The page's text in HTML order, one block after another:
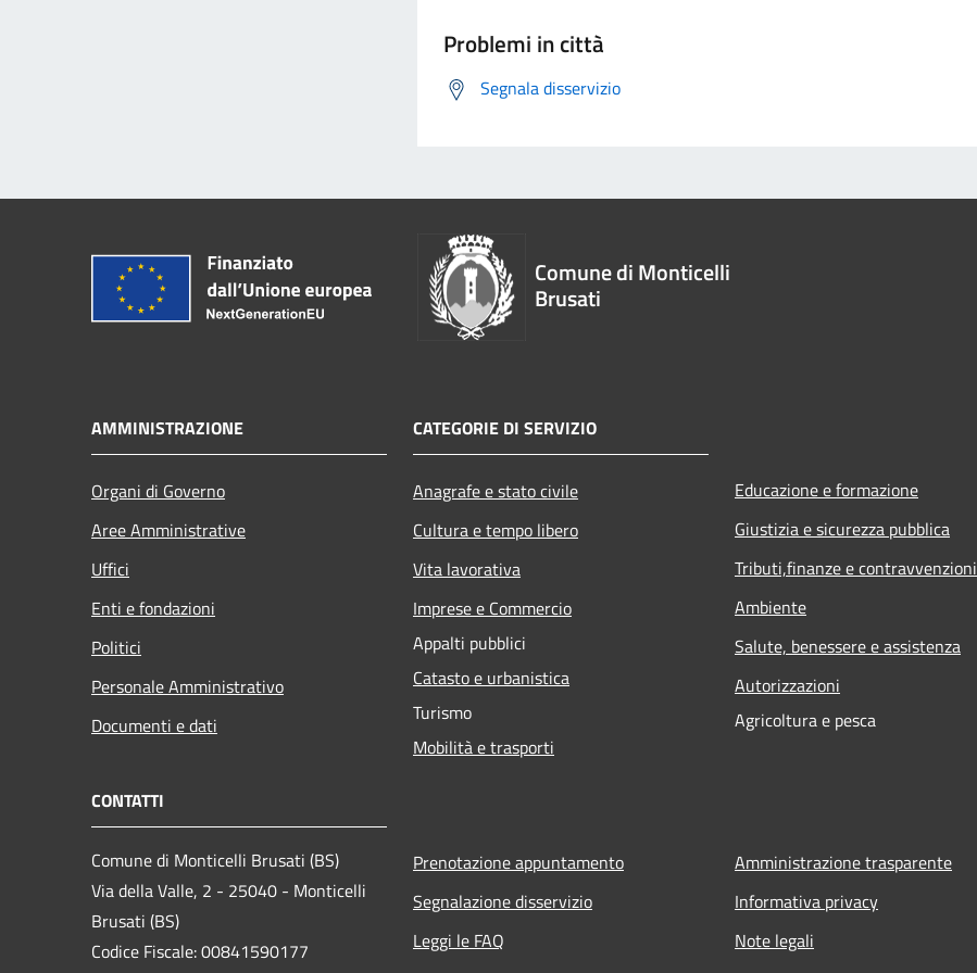
Problemi in città
Segnala disservizio
Comune di Monticelli
Brusati
AMMINISTRAZIONE
Organi di Governo
Aree Amministrative
Uffici
Enti e fondazioni
Politici
Personale Amministrativo
Documenti e dati
CATEGORIE DI SERVIZIO
Anagrafe e stato civile
Cultura e tempo libero
Vita lavorativa
Imprese e Commercio
Appalti pubblici
Catasto e urbanistica
Turismo
Mobilità e trasporti
Educazione e formazione
Giustizia e sicurezza pubblica
Tributi,finanze e contravvenzioni
Ambiente
Salute, benessere e assistenza
Autorizzazioni
Agricoltura e pesca
CONTATTI
Comune di Monticelli Brusati (BS)
Via della Valle, 2 - 25040 - Monticelli
Brusati (BS)
Codice Fiscale: 00841590177
Prenotazione appuntamento
Segnalazione disservizio
Leggi le FAQ
Amministrazione trasparente
Informativa privacy
Note legali